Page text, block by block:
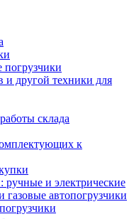
другой техники для
склада
к
ручные и электрические
автопогрузчики